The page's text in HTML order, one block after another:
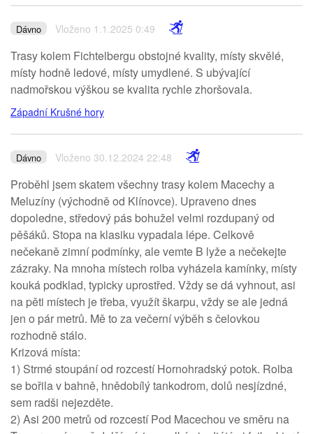
Dávno Vloženo 1.1.2025 0:49
Trasy kolem Fichtelbergu obstojné kvality, místy skvělé,
místy hodně ledové, místy umydlené. S ubývající
nadmořskou výškou se kvalita rychle zhoršovala.
Západní Krušné hory
Dávno Vloženo 30.12.2024 22:48
Proběhl jsem skatem všechny trasy kolem Macechy a
Meluzíny (východně od Klínovce). Upraveno dnes
dopoledne, středový pás bohužel velmi rozdupaný od
pěšáků. Stopa na klasiku vypadala lépe. Celkově
nečekaně zimní podmínky, ale vemte B lyže a nečekejte
zázraky. Na mnoha místech rolba vyházela kamínky, místy
kouká podklad, typicky uprostřed. Vždy se dá vyhnout, asi
na pěti místech je třeba, využít škarpu, vždy se ale jedná
jen o pár metrů. Mě to za večerní výběh s čelovkou
rozhodně stálo.
Krizová místa:
1) Strmé stoupání od rozcestí Hornohradský potok. Rolba
se bořila v bahně, hnědobílý tankodrom, dolů nesjízdné,
sem radši nejezděte.
2) Asi 200 metrů od rozcestí Pod Macechou ve směru na